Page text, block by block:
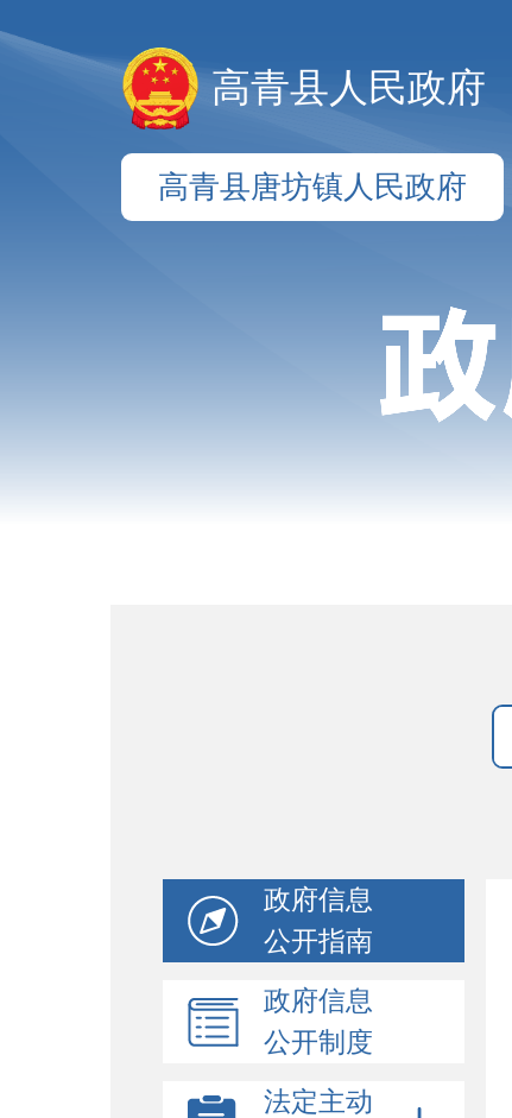
高青县人民政府
高青县唐坊镇人民政府
政府信息
公开指南
政府信息
公开制度
法定主动